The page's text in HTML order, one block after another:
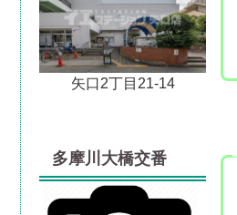
矢口2丁目21-14
多摩川大橋交番